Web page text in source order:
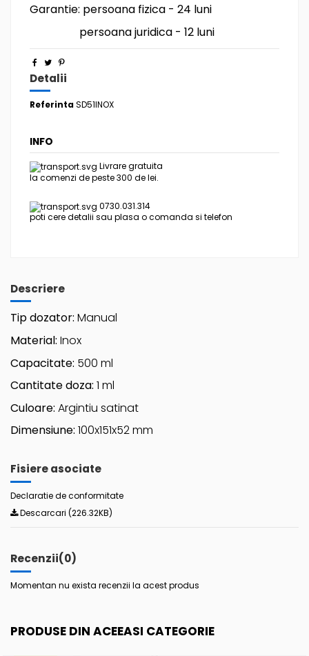
Garantie: persoana fizica - 24 luni
persoana juridica - 12 luni
Detalii
ReferintaSD51INOX
INFO
Livrare gratuita
la comenzi de peste 300 de lei.
0730.031.314
poti cere detalii sau plasa o comanda si telefon
Descriere
Tip dozator: Manual
Material: Inox
Capacitate: 500 ml
Cantitate doza: 1 ml
Culoare: Argintiu satinat
Dimensiune: 100x151x52 mm
Fisiere asociate
Declaratie de conformitate
Descarcari (226.32KB)
Recenzii(0)
Momentan nu exista recenzii la acest produs
PRODUSE DIN ACEEASI CATEGORIE